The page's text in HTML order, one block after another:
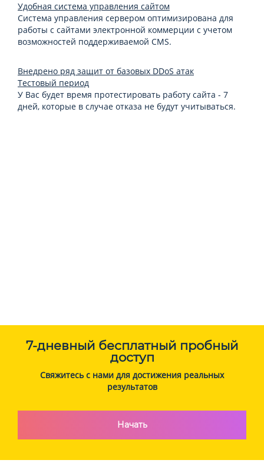
Удобная система управления сайтом
Система управления сервером оптимизирована для
работы с сайтами электронной коммерции с учетом
возможностей поддерживаемой CMS.
Внедрено ряд защит от базовых DDoS атак
Тестовый период
У Вас будет время протестировать работу сайта - 7
дней, которые в случае отказа не будут учитываться.
7-дневный бесплатный пробный
доступ
Свяжитесь с нами для достижения реальных
результатов
Начать